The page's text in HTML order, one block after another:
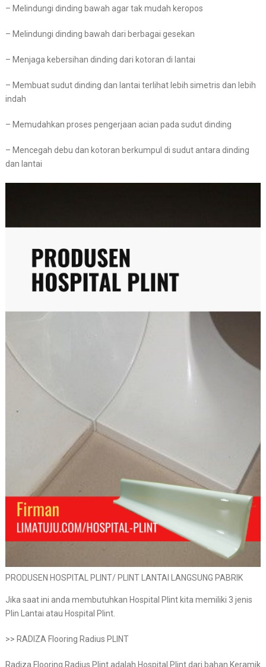
– Melindungi dinding bawah agar tak mudah keropos
– Melindungi dinding bawah dari berbagai gesekan
– Menjaga kebersihan dinding dari kotoran di lantai
– Membuat sudut dinding dan lantai terlihat lebih simetris dan lebih
indah
– Memudahkan proses pengerjaan acian pada sudut dinding
– Mencegah debu dan kotoran berkumpul di sudut antara dinding
dan lantai
PRODUSEN HOSPITAL PLINT/ PLINT LANTAI LANGSUNG PABRIK
Jika saat ini anda membutuhkan Hospital Plint kita memiliki 3 jenis
Plin Lantai atau Hospital Plint.
>> RADIZA Flooring Radius PLINT
Radiza Flooring Radius Plint adalah Hospital Plint dari bahan Keramik